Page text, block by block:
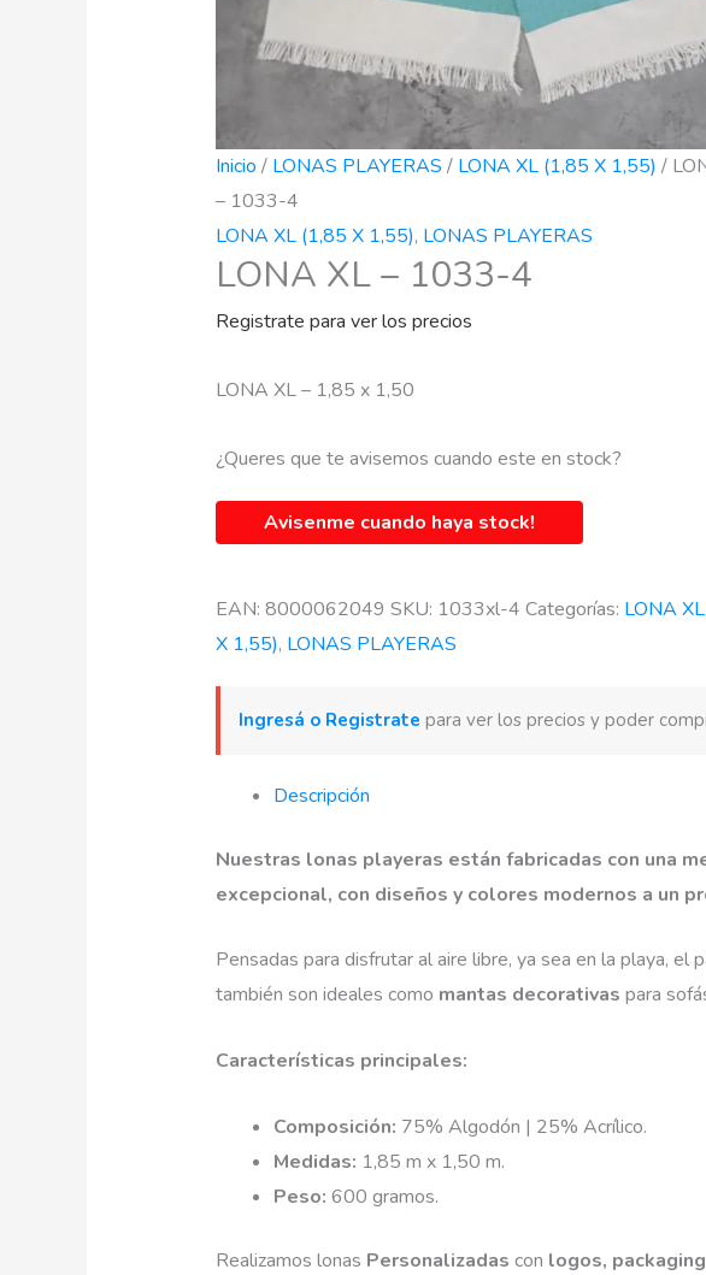
Inicio / LONAS PLAYERAS / LONA XL (1,85 X 1,55) /
– 1033-4
LONA XL (1,85 X 1,55), LONAS PLAYERAS
LONA XL – 1033-4
Registrate para ver los precios
LONA XL – 1,85 x 1,50
¿Queres que te avisemos cuando este en stock?
Avisenme cuando haya stock!
EAN: 8000062049 SKU: 1033xl-4 Categorías: LONA
X 1,55), LONAS PLAYERAS
Ingresá o Registrate para ver los precios y poder
Descripción
Nuestras lonas playeras están fabricadas con una
excepcional, con diseños y colores modernos a un
Pensadas para disfrutar al aire libre, ya sea en la playa, el
también son ideales como mantas decorativas para
Características principales:
Composición: 75% Algodón | 25% Acrílico.
Medidas: 1,85 m x 1,50 m.
Peso: 600 gramos.
Realizamos lonas Personalizadas con logos,